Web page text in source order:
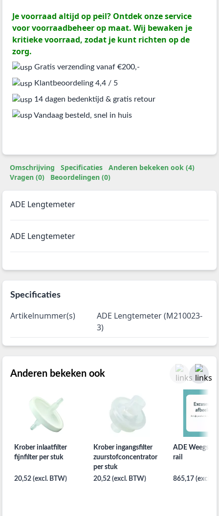
Je voorraad altijd op peil? Ontdek onze service
voor voorraadbeheer op maat. Wij bewaken je
kritieke voorraad, zodat je kunt richten op de
zorg.
Gratis verzending vanaf €200,-
Klantbeoordeling 4,4 / 5
14 dagen bedenktijd & gratis retour
Vandaag besteld, snel in huis
Omschrijving Specificaties
Anderen bekeken ook (4)
Vragen (0)
Beoordelingen (0)
ADE Lengtemeter
ADE Lengtemeter
Specificaties
Artikelnummer(s)
ADE Lengtemeter (M210023-
3)
Anderen bekeken ook
Krober inlaatfilter
fijnfilter per stuk
20,52 (excl. BTW)
Krober ingangsfilter
zuurstofconcentrator
per stuk
20,52 (excl. BTW)
ADE
rail
865,17 (excl.